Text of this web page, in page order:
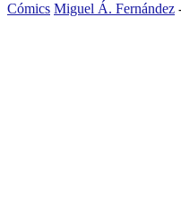
Cómics Miguel Á. Fernández